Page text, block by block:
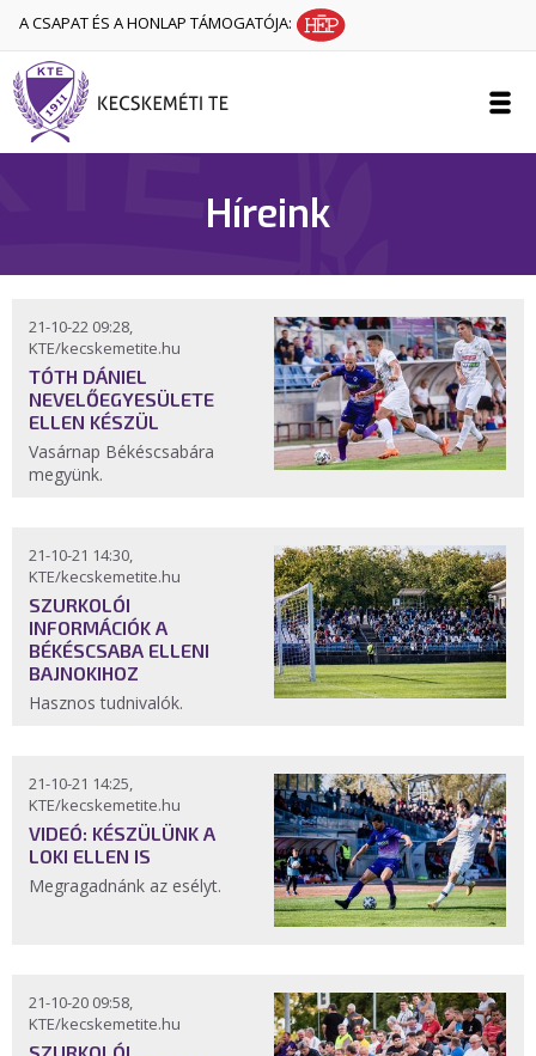
A CSAPAT ÉS A HONLAP TÁMOGATÓJA:
Híreink
21-10-22 09:28,
KTE/kecskemetite.hu
TÓTH DÁNIEL
NEVELŐEGYESÜLETE
ELLEN KÉSZÜL
Vasárnap Békéscsabára
megyünk.
21-10-21 14:30,
KTE/kecskemetite.hu
SZURKOLÓI
INFORMÁCIÓK A
BÉKÉSCSABA ELLENI
BAJNOKIHOZ
Hasznos tudnivalók.
21-10-21 14:25,
KTE/kecskemetite.hu
VIDEÓ: KÉSZÜLÜNK A
LOKI ELLEN IS
Megragadnánk az esélyt.
21-10-20 09:58,
KTE/kecskemetite.hu